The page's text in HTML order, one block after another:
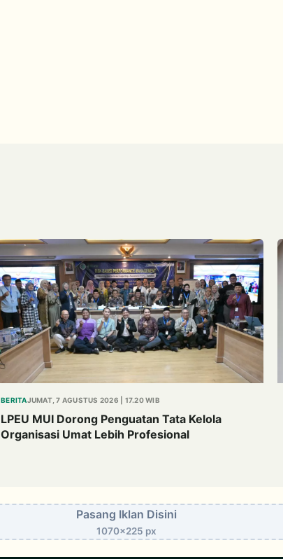
BERITAJUMAT, 7 AGUSTUS 2026 | 17.20 WIB
LPEU MUI Dorong Penguatan Tata Kelola
Organisasi Umat Lebih Profesional
Pasang Iklan Disini
1070x225 px